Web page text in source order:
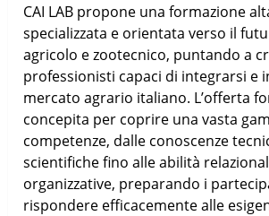
CAI LAB propone una formazione
specializzata e orientata verso il
agricolo e zootecnico, puntando a
professionisti capaci di integrarsi e
mercato agrario italiano. L’offerta
concepita per coprire una vasta
competenze, dalle conoscenze
scientifiche fino alle abilità
organizzative, preparando i
rispondere efficacemente alle